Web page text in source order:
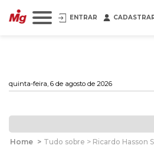
ENTRAR
quinta-feira, 6 de agosto de 2026
Home > Tudo sobre > Ricardo Hasson